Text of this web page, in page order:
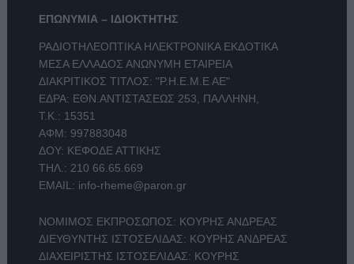
ΕΠΩΝΥΜΙΑ – ΙΔΙΟΚΤΗΤΗΣ
ΡΑΔΙΟΤΗΛΕΟΠΤΙΚΑ ΗΛΕΚΤΡΟΝΙΚΑ ΕΚΔΟΤΙΚΑ
ΜΕΣΑ ΕΛΛΑΔΟΣ ΑΝΩΝΥΜΗ ΕΤΑΙΡΕΙΑ
ΔΙΑΚΡΙΤΙΚΟΣ ΤΙΤΛΟΣ: "Ρ.Η.Ε.Μ.Ε ΑΕ"
ΕΔΡΑ: ΕΘΝ.ΑΝΤΙΣΤΑΣΕΩΣ 253, ΠΑΛΛΗΝΗ,
Τ.Κ.: 15351
ΑΦΜ: 997883048
ΔΟΥ: ΚΕΦΟΔΕ ΑΤΤΙΚΗΣ
ΤΗΛ.: 210 66.65.669
EMAIL: info-rheme@paron.gr
ΝΟΜΙΜΟΣ ΕΚΠΡΟΣΩΠΟΣ: ΚΟΥΡΗΣ ΑΝΔΡΕΑΣ
ΔΙΕΥΘΥΝΤΗΣ ΙΣΤΟΣΕΛΙΔΑΣ: ΚΟΥΡΗΣ ΑΝΔΡΕΑΣ
ΔΙΑΧΕΙΡΙΣΤΗΣ ΙΣΤΟΣΕΛΙΔΑΣ: ΚΟΥΡΗΣ